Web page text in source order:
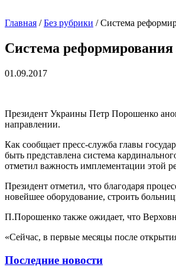
Главная /Без рубрики /Система
Система
01.09.2017
Президент Украины Петр Порошенко
направлении.
Как сообщает пресс-служба главы
быть представлена система
отметил важность имплементации этой
Президент отметил, что благодаря
новейшее оборудование, строить
П.Порошенко также ожидает, что
«Сейчас, в первые месяцы после
Последние новости